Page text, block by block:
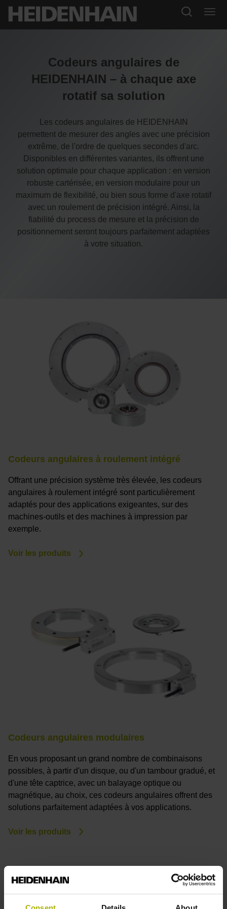
Codeurs angulaires de
HEIDENHAIN – à chaque axe
rotatif sa solution
Les codeurs angulaires de HEIDENHAIN
permettent de mesurer des angles avec une précision
extrême, de l'ordre de quelques secondes d'arc.
Disponibles en différentes variantes, ils offrent une
solution optimale pour chaque application : en version
robuste cartérisée, en version modulaire pour un
maximum de flexibilité, ou bien sous forme d'axe rotatif
avec un roulement de précision intégré. Ainsi, la
fiabilité du process de mesure et la précision de
positionnement seront toujours parfaitement adaptées
à votre situation.
Codeurs angulaires à roulement intégré
Offrant une précision système très élevée, les codeurs
angulaires à roulement intégré sont particulièrement
adaptés pour des applications exigeantes, sur des
machines-outils et des machines à impression par
exemple.
Voir les produits
Codeurs angulaires modulaires
En vous proposant un grand nombre de combinaisons
possibles, à partir d'un disque, ou d'un tambour gradué, et
d'une tête captrice, avec un balayage optique ou
magnétique, au choix, ces codeurs angulaires offrent des
solutions parfaitement adaptées à vos applications.
Voir les produits